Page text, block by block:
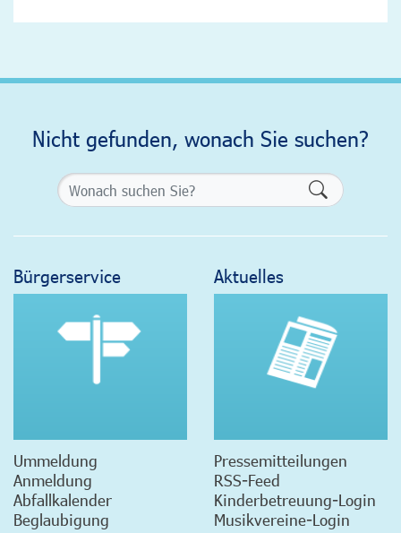
Nicht gefunden, wonach Sie suchen?
Bürgerservice
Ummeldung
Anmeldung
Abfallkalender
Beglaubigung
Aktuelles
Pressemitteilungen
RSS-Feed
Kinderbetreuung-Login
Musikvereine-Login